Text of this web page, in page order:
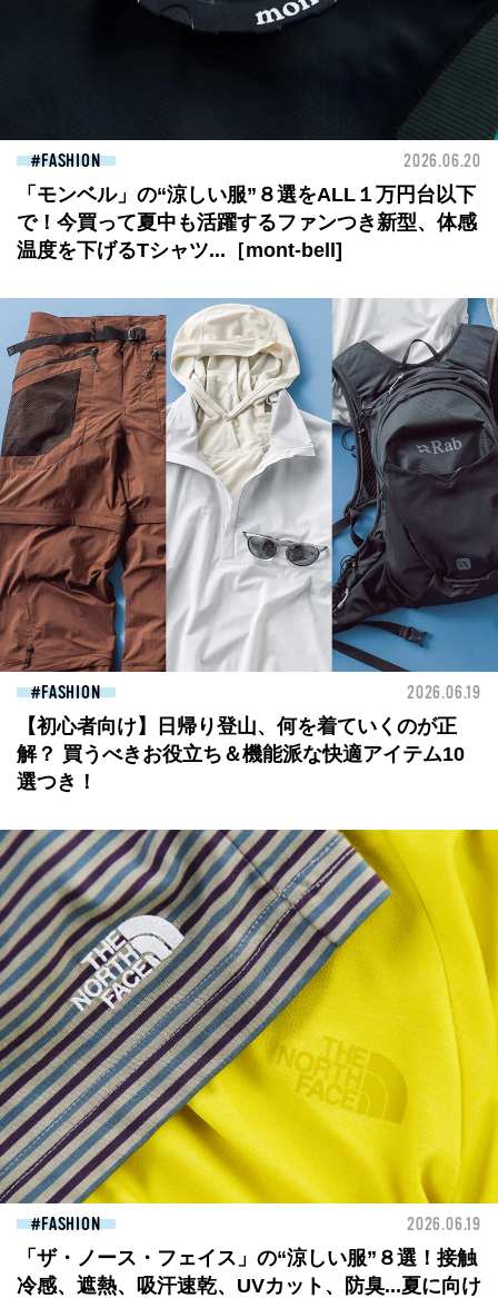
FASHION 2026.06.20
「モンベル」の“涼しい服”８選をALL１万円台以下
で！今買って夏中も活躍するファンつき新型、体感
温度を下げるTシャツ...［mont-bell]
FASHION 2026.06.19
【初心者向け】日帰り登山、何を着ていくのが正
解？ 買うべきお役立ち＆機能派な快適アイテム10
選つき！
FASHION 2026.06.19
「ザ・ノース・フェイス」の“涼しい服”８選！接触
冷感、遮熱、吸汗速乾、UVカット、防臭...夏に向け